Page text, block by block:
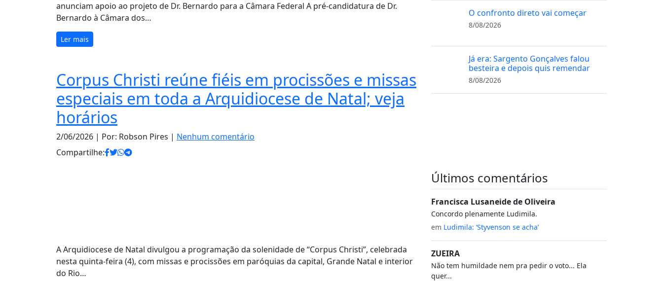
anunciam apoio ao projeto de Dr. Bernardo para a Câmara Federal A pré-candidatura de Dr.
Bernardo à Câmara dos…
Ler mais
Corpus Christi reúne fiéis em procissões e missas
especiais em toda a Arquidiocese de Natal; veja
horários
2/06/2026 | Por: Robson Pires | Nenhum comentário
Compartilhe:
A Arquidiocese de Natal divulgou a programação da solenidade de “Corpus Christi”, celebrada
nesta quinta-feira (4), com missas e procissões em paróquias da capital, Grande Natal e interior
do Rio…
O confronto direto vai começar
8/08/2026
Já era: Sargento Gonçalves falou
besteira e depois quis remendar
8/08/2026
Últimos comentários
Francisca Lusaneide de Oliveira
Concordo plenamente Ludimila.
em Ludimila: ‘Styvenson se acha’
ZUEIRA
Não tem humildade nem pra pedir o voto... Ela
quer...